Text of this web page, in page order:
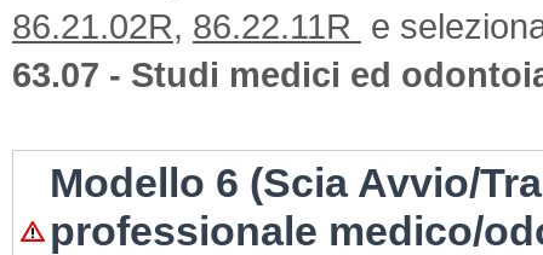
86.21.02R, 86.22.11R e
63.07 - Studi medici ed
Modello 6 (Scia Avvio/
professionale medico/